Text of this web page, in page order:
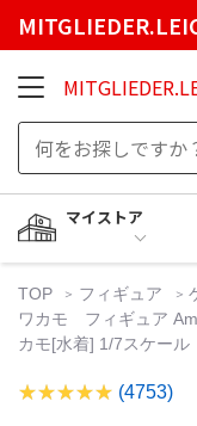
マイストア
TOP フィギュア
ワカモ フィギュア
カモ[水着] 1/7スケール
(4753)